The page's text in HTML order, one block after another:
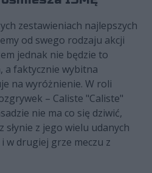
zestawieniach najlepszych
od swego rodzaju akcji
jednak nie będzie to
a faktycznie wybitna
na wyróżnienie. W roli
– Caliste "Caliste"
nie ma co się dziwić,
z jego wielu udanych
w drugiej grze meczu z